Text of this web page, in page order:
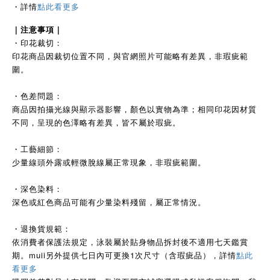
・詳情點此看更多
｜注意事項｜
・印花裁切：
印花商品因裁切位置不同，與官網照片可能略有差異，非瑕疵範
圍。
・色差問題：
商品因拍攝光線與顯示器影響，顏色以實物為準；相同印花因材質
不同，呈現的色澤略有差異，皆不屬於瑕疵。
・工藝細節：
少量線頭外露或輕微脫線屬正常現象，非瑕疵範圍。
・深色染料：
深色或紅色商品可能有少量染料殘留，屬正常情況。
・退換貨規範：
依消費者保護法規定，泳裝屬於貼身物品拆封後不適用七天鑑賞
期。muii另外提供七日內可更換1次尺寸（含瑕疵品），詳情點此
看更多